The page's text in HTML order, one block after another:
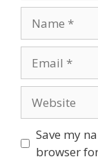
Save my
browser